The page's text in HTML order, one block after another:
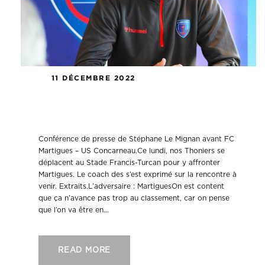
11 DÉCEMBRE 2022
Conférence de presse de Stéphane Le Mignan avant FC
Martigues – US Concarneau.Ce lundi, nos Thoniers se
déplacent au Stade Francis-Turcan pour y affronter
Martigues. Le coach des s’est exprimé sur la rencontre à
venir. Extraits.L’adversaire : MartiguesOn est content
que ça n’avance pas trop au classement, car on pense
que l’on va être en...
READ MORE